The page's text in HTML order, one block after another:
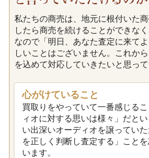
私たちの商売は、地元に根付いた
したら商売を続けることができなく
なので「明日、あなた査定に来て
しいことはございません。これか
を込めて対応していきたいと思って
心がけていること
買取りをやっていて一番感じる
ィオに対する思いは様々」だと
い出深いオーディオを譲ってい
を正しく判断し査定する」こと
います。